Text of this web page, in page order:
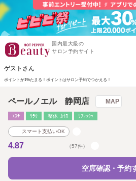
国内最大級の
サロン予約サイト
ゲストさん
ポイントが1%たまる！ ポイントはサロン予約でつかえる！
ペールノエル 静岡店 MAP
ｴｽﾃ ﾘﾗｸ 整体･ｶｲﾛ ﾘﾌﾚｯｼｭ
スマート支払いOK
4.87 （57件）
空席確認・予約